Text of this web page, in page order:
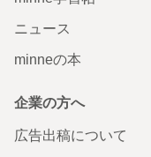
ニュース
minneの本
企業の方へ
広告出稿について